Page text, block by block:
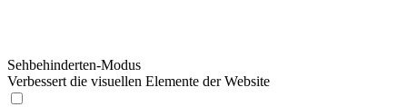
Sehbehinderten-Modus
Verbessert die visuellen Elemente der Website